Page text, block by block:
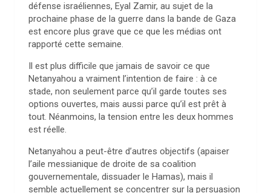
défense israéliennes, Eyal Zamir, au sujet de la
prochaine phase de la guerre dans la bande de Gaza
est encore plus grave que ce que les médias ont
rapporté cette semaine.
Il est plus difficile que jamais de savoir ce que
Netanyahou a vraiment l’intention de faire : à ce
stade, non seulement parce qu’il garde toutes ses
options ouvertes, mais aussi parce qu’il est prêt à
tout. Néanmoins, la tension entre les deux hommes
est réelle.
Netanyahou a peut-être d’autres objectifs (apaiser
l’aile messianique de droite de sa coalition
gouvernementale, dissuader le Hamas), mais il
semble actuellement se concentrer sur la persuasion